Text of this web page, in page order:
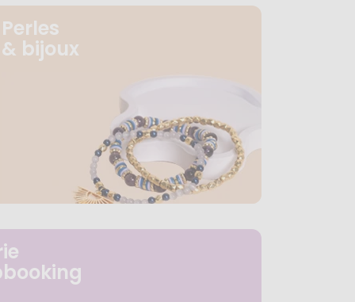
Perles
& bijoux